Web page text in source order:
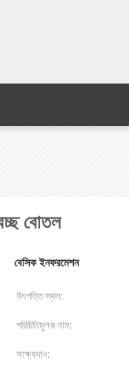
বোতল
বেসিক ইনফরমেশন
উৎপত্তি স্থল:
পরিচিতিমুলক নাম:
সাক্ষ্যদান: